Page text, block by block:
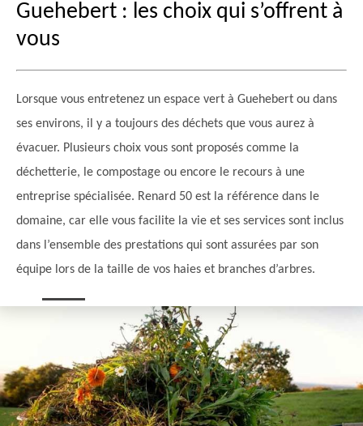
Guehebert : les choix qui s’offrent à
vous
Lorsque vous entretenez un espace vert à Guehebert ou dans
ses environs, il y a toujours des déchets que vous aurez à
évacuer. Plusieurs choix vous sont proposés comme la
déchetterie, le compostage ou encore le recours à une
entreprise spécialisée. Renard 50 est la référence dans le
domaine, car elle vous facilite la vie et ses services sont inclus
dans l’ensemble des prestations qui sont assurées par son
équipe lors de la taille de vos haies et branches d’arbres.